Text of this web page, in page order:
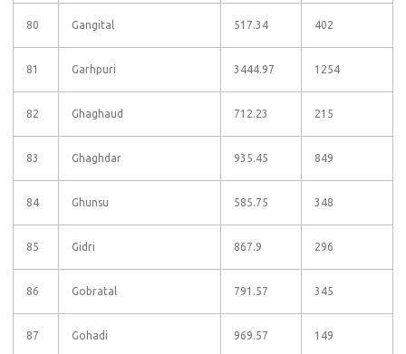
80 Gangital 517.34 402
81 Garhpuri 3444.97 1254
82 Ghaghaud 712.23 215
83 Ghaghdar 935.45 849
84 Ghunsu 585.75 348
85 Gidri 867.9 296
86 Gobratal 791.57 345
87 Gohadi 969.57 149